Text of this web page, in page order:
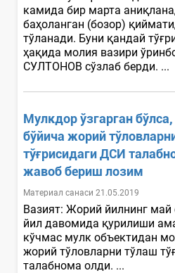
камида бир марта
баҳоланган (бозор)
тўланади. Буни қандай
ҳақида молия вазири
СУЛТОНОВ сўзлаб берди. ...
Мулкдор ўзгарган
бўйича жорий
тўғрисидаги ДСИ
жавоб бериш лозим
Материал санаси 21.05.2019
Вазият: Жорий йилнинг
йил давомида қурилиши
кўчмас мулк объектидан
жорий тўловларни тўлаш
талабнома олди. ...